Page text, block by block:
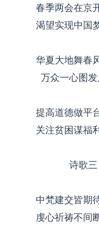
春季两会在京
渴望实现中国
华夏大地舞春
万众一心图
提高道德做平
关注贫困谋福
诗歌
中梵建交皆期
虔心祈祷不间